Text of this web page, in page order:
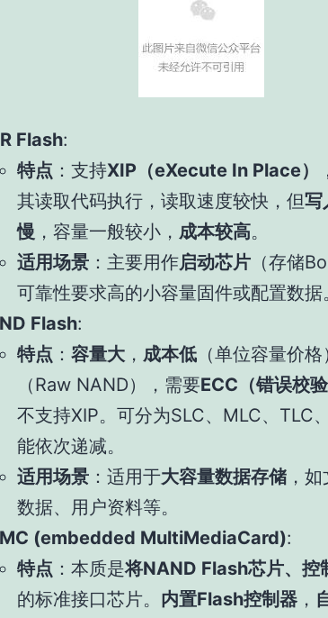
Flash:
特点 ：支持XIP（eXecute In Place）
其读取代码执行，读取速度较快，但写
慢 ，容量一般较小， 成本较高。
适用场景 ：主要用作启动芯片 （存储
可靠性要求高的小容量固件或配置数据
Flash:
特点 ： 容量大 ， 成本低 （单位容量价
（Raw NAND），需要ECC（错误校验
不支持XIP。可分为SLC、MLC、TLC
能依次递减。
适用场景 ：适用于大容量数据存储 ，
数据、用户资料等。
(embedded MultiMediaCard):
特点 ：本质是将NAND Flash芯片、控
的标准接口芯片。 内置Flash控制器 ，